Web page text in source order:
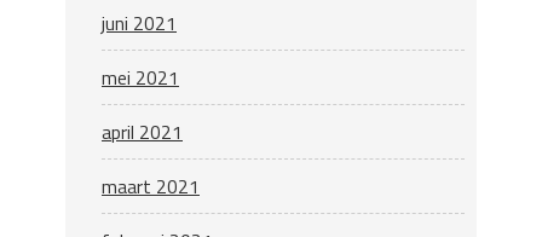
juni 2021
mei 2021
april 2021
maart 2021